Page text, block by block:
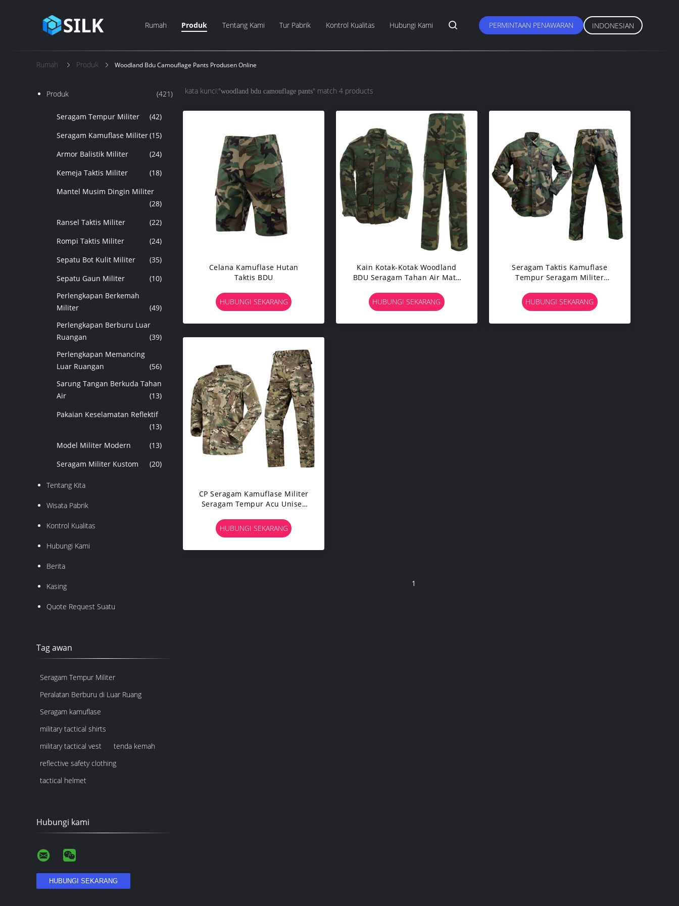
Rumah Produk Tentang Kami Tur Pabrik Kontrol Kualitas Hubungi Kami PERMINTAAN PENAWARAN INDONESIAN
Rumah Produk Woodland Bdu Camouflage Pants Produsen Online
Produk (421)
Seragam Tempur Militer
(42)
Seragam Kamuflase Militer(15)
Armor Balistik Militer
(24)
Kemeja Taktis Militer
(18)
Mantel Musim Dingin Militer
(28)
Ransel Taktis Militer
(22)
Rompi Taktis Militer
(24)
Sepatu Bot Kulit Militer
(35)
Sepatu Gaun Militer
(10)
Perlengkapan Berkemah
Militer
(49)
Perlengkapan Berburu Luar
Ruangan
(39)
Perlengkapan Memancing
Luar Ruangan
(56)
Sarung Tangan Berkuda Tahan
Air
(13)
Pakaian Keselamatan Reflektif
(13)
Model Militer Modern
(13)
Seragam Militer Kustom
(20)
Tentang Kita
Wisata Pabrik
Kontrol Kualitas
Hubungi Kami
Berita
Kasing
Quote Request Suatu
Tag awan
Seragam Tempur Militer
Peralatan Berburu di Luar Ruang
Seragam kamuflase
military tactical shirts
military tactical vest
tenda kemah
reflective safety clothing
tactical helmet
Hubungi kami
kata kunci:"woodland bdu camouflage pants" match 4 products
Celana Kamuflase Hutan
Taktis BDU
HUBUNGI SEKARANG
Kain Kotak-Kotak Woodland
BDU Seragam Tahan Air Mata
HUBUNGI SEKARANG
Seragam Taktis Kamuflase
Tempur Seragam Militer
HUBUNGI SEKARANG
CP Seragam Kamuflase Militer
Seragam Tempur Acu Unisex
HUBUNGI SEKARANG
1